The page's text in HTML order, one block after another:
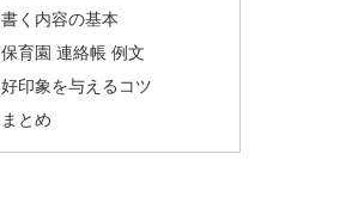
書く内容の基本
保育園 連絡帳 例文
好印象を与えるコツ
まとめ